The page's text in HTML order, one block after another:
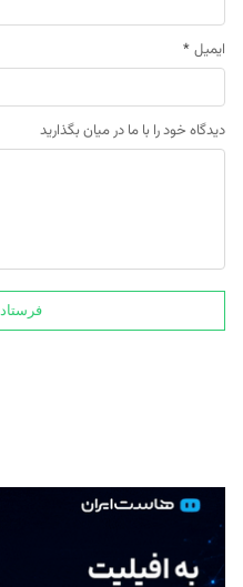
ایمیل *
دیدگاه خود را با ما در میان بگذارید